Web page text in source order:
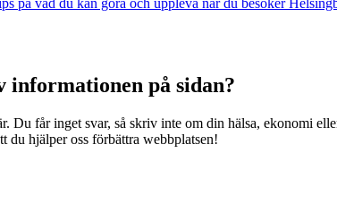
informationen på sidan?
Du får inget svar, så skriv inte om din hälsa, ekonomi
du hjälper oss förbättra webbplatsen!